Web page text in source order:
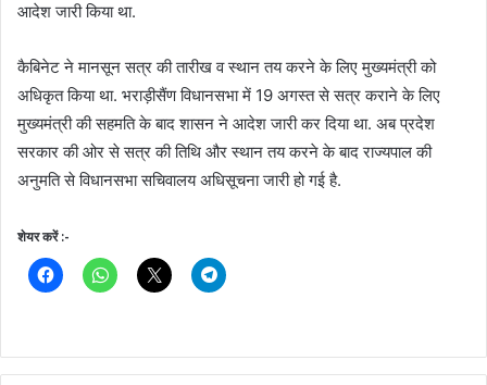
आदेश जारी किया था.
कैबिनेट ने मानसून सत्र की तारीख व स्थान तय करने के लिए मुख्यमंत्री को
अधिकृत किया था. भराड़ीसैंण विधानसभा में 19 अगस्त से सत्र कराने के लिए
मुख्यमंत्री की सहमति के बाद शासन ने आदेश जारी कर दिया था. अब प्रदेश
सरकार की ओर से सत्र की तिथि और स्थान तय करने के बाद राज्यपाल की
अनुमति से विधानसभा सचिवालय अधिसूचना जारी हो गई है.
शेयर करें :-